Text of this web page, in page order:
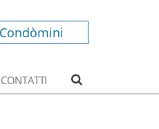
CONTATTI